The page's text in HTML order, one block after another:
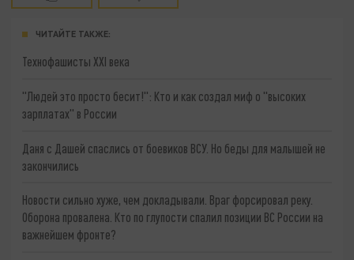
ЧИТАЙТЕ ТАКЖЕ:
Технофашисты XXI века
"Людей это просто бесит!": Кто и как создал миф о "высоких
зарплатах" в России
Даня с Дашей спаслись от боевиков ВСУ. Но беды для малышей не
закончились
Новости сильно хуже, чем докладывали. Враг форсировал реку.
Оборона провалена. Кто по глупости спалил позиции ВС России на
важнейшем фронте?